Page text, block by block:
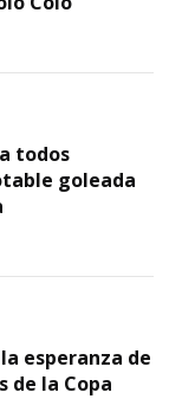
todos
goleada
esperanza de
de la Copa